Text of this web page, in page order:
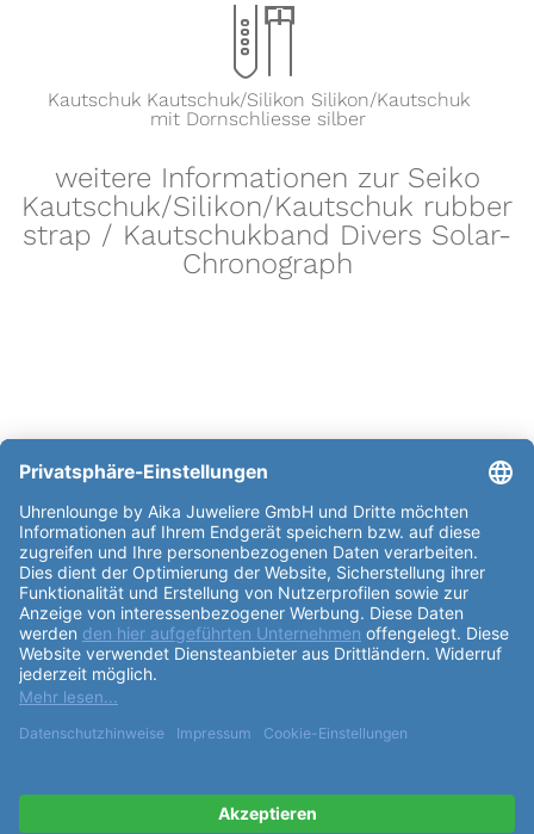
x
Kautschuk Kautschuk/Silikon Silikon/Kautschuk
mit Dornschliesse silber
weitere Informationen zur Seiko
Kautschuk/Silikon/Kautschuk rubber
strap / Kautschukband Divers Solar-
Chronograph